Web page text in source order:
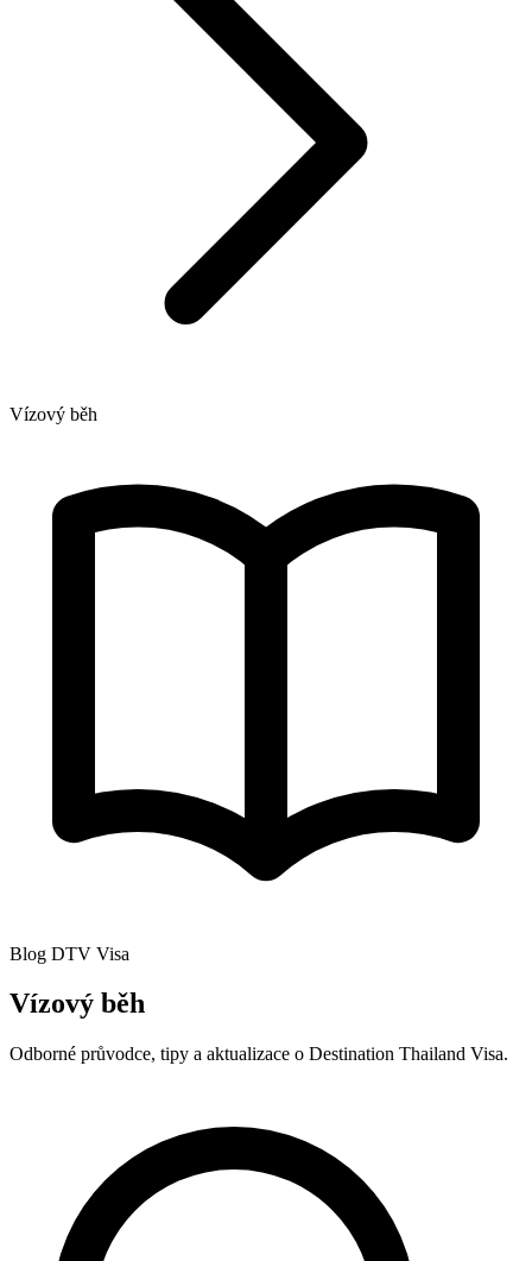
Vízový běh
Blog DTV Visa
Vízový běh
Odborné průvodce, tipy a aktualizace o Destination Thailand Visa.